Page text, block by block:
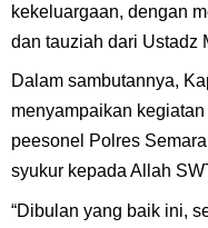
kekeluargaan, dengan
dan tauziah dari Ustadz
Dalam sambutannya,
menyampaikan
peesonel Polres
syukur kepada Allah
“Dibulan yang baik ini,